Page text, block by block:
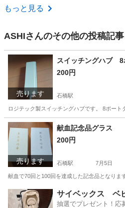
長崎 佐世保市
もっと見る
ASHIさんのその他の投稿記事
売ります
スイッチングハブ 8
200円
石橋駅
ロジテック製スイッチングハブです。 8ポー
長崎 長崎市 石橋駅 周辺機器
売ります
献血記念品グラス
200円
石橋駅 7月5日
献血で70回と100回を達成した記念品となりま
長崎 長崎市 石橋駅 食器 グ
サイベックス ベ
抽選でプレゼント！応